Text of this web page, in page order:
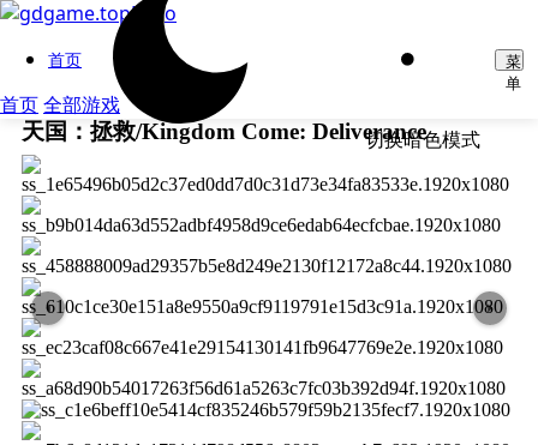
首页
首页全部游戏
切换暗色模式
菜
单
天国：拯救/Kingdom Come: Deliverance